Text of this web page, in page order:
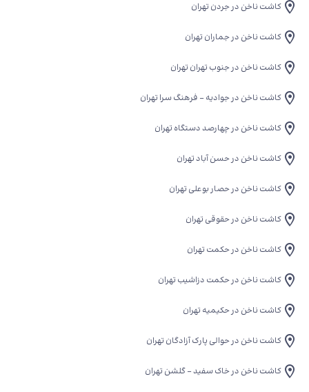
کاشت ناخن در جردن تهران
کاشت ناخن در جماران تهران
کاشت ناخن در جنوب تهران تهران
کاشت ناخن در جوادیه - فرهنگ سرا تهران
کاشت ناخن در چهارصد دستگاه تهران
کاشت ناخن در حسن آباد تهران
کاشت ناخن در حصار بوعلی تهران
کاشت ناخن در حقوقی تهران
کاشت ناخن در حکمت تهران
کاشت ناخن در حکمت دزاشیب تهران
کاشت ناخن در حکیمیه تهران
کاشت ناخن در حوالی پارک آزادگان تهران
کاشت ناخن در خاک سفید - گلشن تهران